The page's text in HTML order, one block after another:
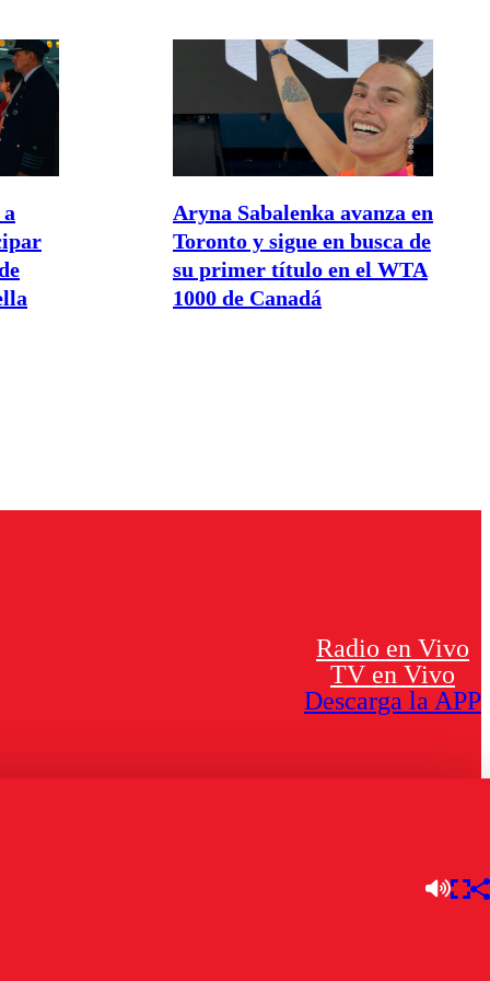
Aryna Sabalenka avanza en
Toronto y sigue en busca de
su primer título en el WTA
1000 de Canadá
Radio en Vivo
TV en Vivo
Descarga la APP